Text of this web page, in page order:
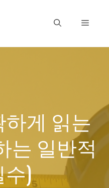
Menu
게 읽는
는 일반적
)